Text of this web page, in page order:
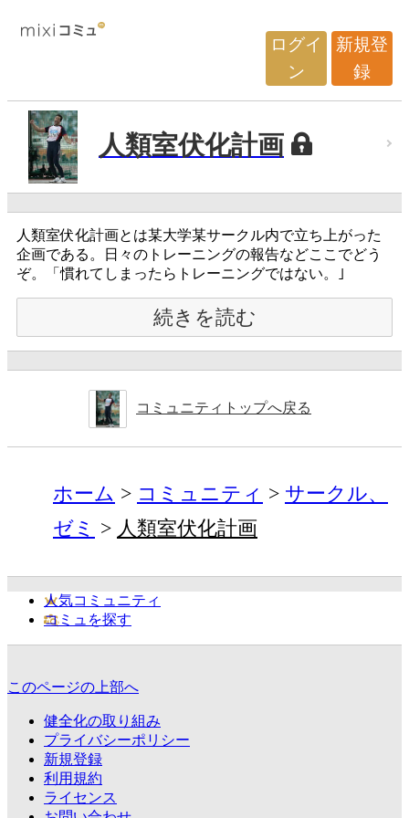
ログイ
ン
新規登
録
人類室伏化計画
人類室伏化計画とは某大学某サークル内で立ち上がった
企画である。日々のトレーニングの報告などここでどう
ぞ。「慣れてしまったらトレーニングではない。｣
続きを読む
コミュニティトップへ戻る
ホーム コミュニティ
サークル、
ゼミ
人類室伏化計画
人気コミュニティ
コミュを探す
このページの上部へ
健全化の取り組み
プライバシーポリシー
新規登録
利用規約
ライセンス